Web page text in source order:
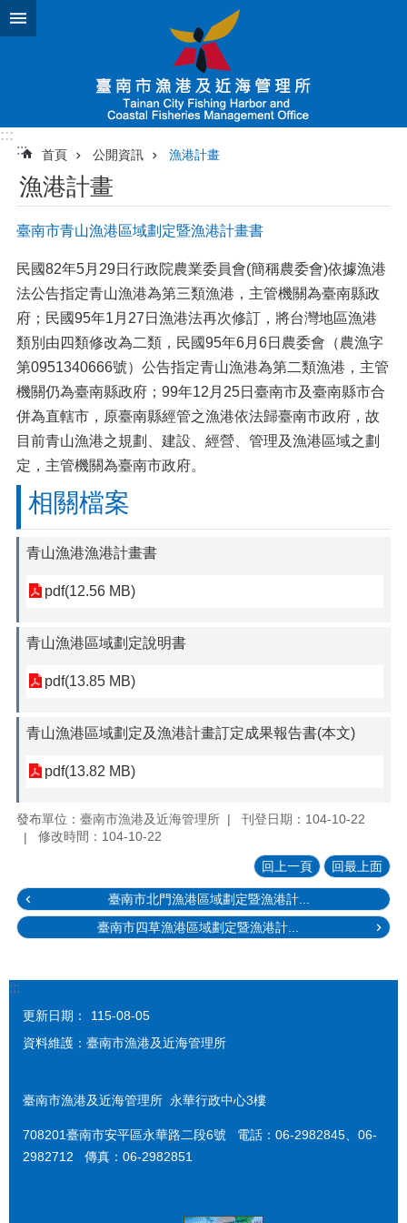
跳到主要內容區塊
:::
:::
首頁 公開資訊 漁港計畫
漁港計畫
臺南市青山漁港區域劃定暨漁港計畫書
民國82年5月29日行政院農業委員會(簡稱農委會)依據漁港
法公告指定青山漁港為第三類漁港，主管機關為臺南縣政
府；民國95年1月27日漁港法再次修訂，將台灣地區漁港
類別由四類修改為二類，民國95年6月6日農委會（農漁字
第0951340666號）公告指定青山漁港為第二類漁港，主管
機關仍為臺南縣政府；99年12月25日臺南市及臺南縣市合
併為直轄市，原臺南縣經管之漁港依法歸臺南市政府，故
目前青山漁港之規劃、建設、經營、管理及漁港區域之劃
定，主管機關為臺南市政府。
相關檔案
青山漁港漁港計畫書
pdf(12.56 MB)
青山漁港區域劃定說明書
pdf(13.85 MB)
青山漁港區域劃定及漁港計畫訂定成果報告書(本文)
pdf(13.82 MB)
發布單位：臺南市漁港及近海管理所
刊登日期：104-10-22
修改時間：104-10-22
回上一頁 回最上面
臺南市北門漁港區域劃定暨漁港計...
臺南市四草漁港區域劃定暨漁港計...
:::
更新日期：
115-08-05
資料維護：臺南市漁港及近海管理所
臺南市漁港及近海管理所 永華行政中心3樓
708201臺南市安平區永華路二段6號 電話：06-2982845、06-
2982712 傳真：06-2982851